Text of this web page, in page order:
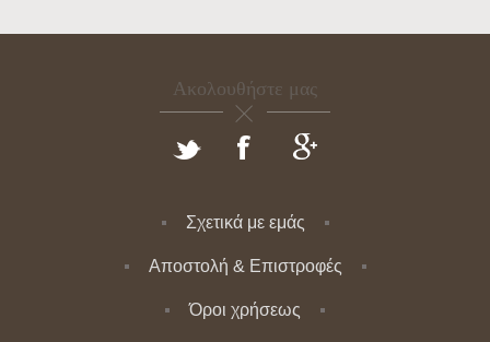
Ακολουθήστε μας
Σχετικά με εμάς
Αποστολή & Επιστροφές
Όροι χρήσεως